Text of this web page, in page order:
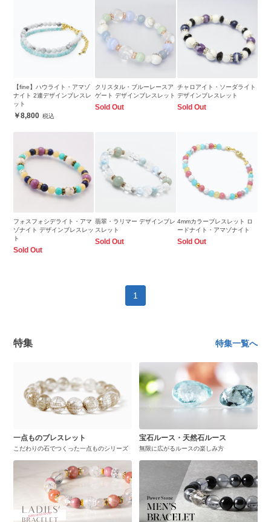
【fine】ハウライト・アマゾ
ナイト 2連デザインブレスレ
ット
8,800
クリスタル・ブルーレースア
ゲート デザインブレスレット
Sold Out
チャロアイト・ソーダライト
デザインブレスレット
Sold Out
フォスフォシデライト・アマ
ゾナイト デザインブレスレッ
ト
Sold Out
翡翠・ラリマー デザインブレ
スレット
Sold Out
4mmカラーブレスレット ロ
ードナイト・アマゾナイト
Sold Out
1
特集 特集一覧へ
一点ものブレスレット
こだわりの石でつくった一点ものシリーズ
宝石ルース・天然石ルース
無限に広がるルースの楽しみ方